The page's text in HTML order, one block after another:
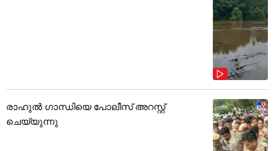
രാഹുൽ ഗാന്ധിയെ പോലീസ് അറസ്റ്റ്
ചെയ്യുന്നു